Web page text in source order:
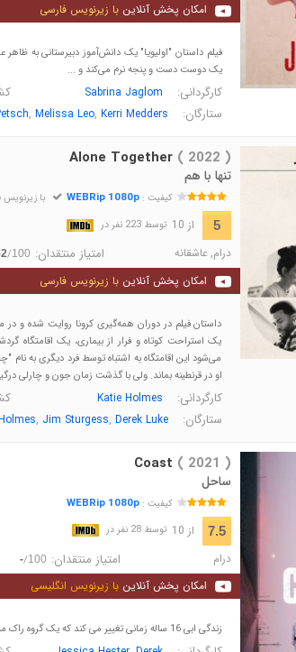
امکان پخش آنلاین با زیرنویس فارسی
فیلم داستان "اولیویا" یک دانش‌آموز دبیرستانی به
یک دوست دست و پنجه نرم می‌کند و ...
کارگردانی: Sabrina Jaglom
ستارگان: , Melissa Leo, Kerri Medders
Alone Together( 2022 )
تنها با هم
کیفیت :WEBRip 1080p با زیرنویس
5 از 10 توسط 223 نفر در
درام,عاشقانه امتیاز منتقدان: /100
امکان پخش آنلاین با زیرنویس فارسی
داستان فیلم در دوران همه‌گیری کرونا روایت شده و
یک استراحت کوتاه و فرار از بیماری، یک اقامتگاه
می‌شود این اقامتگاه به اشتباه توسط فرد دیگری به نام
او در قرنطینه بماند. ولی با گذشت زمان جون و چارلی
کارگردانی: Katie Holmes
ستارگان: , Jim Sturgess, Derek Luke
Coast ( 2021 )
ساحل
کیفیت :WEBRip 1080p
7.5 از 10 توسط 28 نفر در
درام امتیاز منتقدان: -/100
امکان پخش آنلاین با زیرنویس انگلیسی
زندگی ابی 16 ساله زمانی تغییر می کند که یک گروه راک مسافرتی در شهر کوچک او گیر می کنند و ...